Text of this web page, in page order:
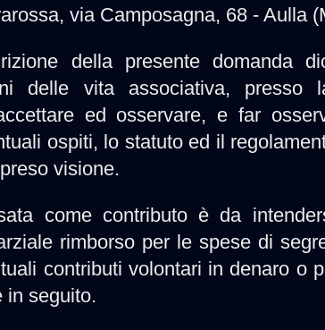
via Camposagna, 68 - Aulla
della presente domanda
delle vita associativa, presso
ed osservare, e far
ospiti, lo statuto ed il
visione.
come contributo è da
rimborso per le spese di
contributi volontari in denaro o
in seguito.